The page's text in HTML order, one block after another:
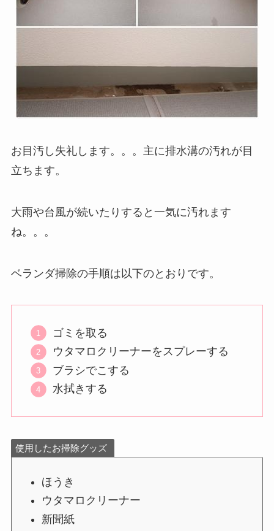
お目汚し失礼します。。。主に排水溝の汚れが目
立ちます。
大雨や台風が続いたりすると一気に汚れます
ね。。。
ベランダ掃除の手順は以下のとおりです。
ゴミを取る
ウタマロクリーナーをスプレーする
ブラシでこする
水拭きする
使用したお掃除グッズ
ほうき
ウタマロクリーナー
新聞紙